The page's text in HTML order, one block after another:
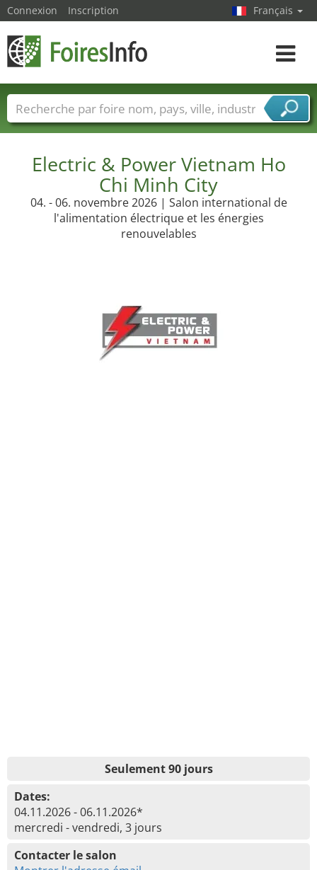
Electric & Power Vietnam Ho
Chi Minh City
04. - 06. novembre 2026 | Salon international de
l'alimentation électrique et les énergies
renouvelables
Seulement 90 jours
Dates:
04.11.2026 - 06.11.2026*
mercredi - vendredi, 3 jours
Contacter le salon
Connexion Inscription Français
Toggle
Foire noms Pays Villes
Secteurs de foire